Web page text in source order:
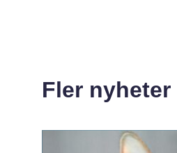
Fler nyheter